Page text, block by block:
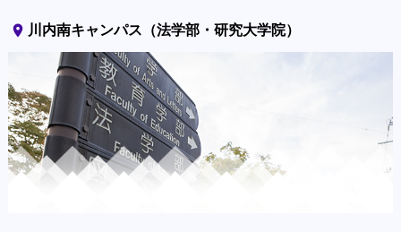
place 川内南キャンパス（法学部・研究大学院）